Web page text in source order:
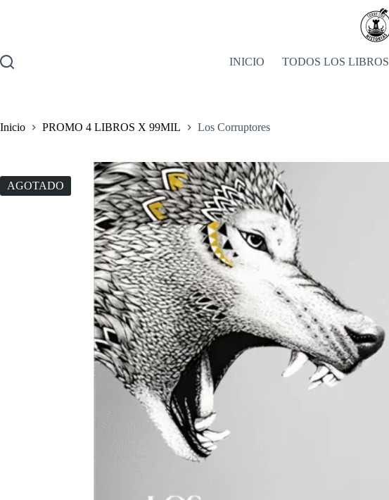
INICIO TODOS LOS LIBROS
Inicio PROMO 4 LIBROS X 99MIL Los Corruptores
AGOTADO